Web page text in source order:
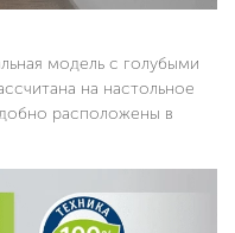
модель с голубыми
на настольное
расположены в